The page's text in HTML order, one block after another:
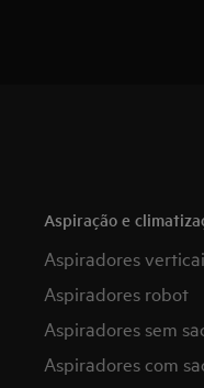
Aspiração e
Aspiradores
Aspiradores robot
Aspiradores sem
Aspiradores com